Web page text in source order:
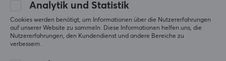
Analytik und Statistik
Cookies werden benötigt, um Informationen über die Nutzererfahrungen
auf unserer Website zu sammeln. Diese Informationen helfen uns, die
Nutzererfahrungen, den Kundendienst und andere Bereiche zu
verbessern.